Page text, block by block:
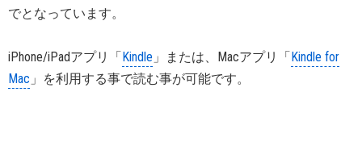
でとなっています。
iPhone/iPadアプリ「Kindle 」または、Macアプリ「Kindle for
Mac 」を利用する事で読む事が可能です。